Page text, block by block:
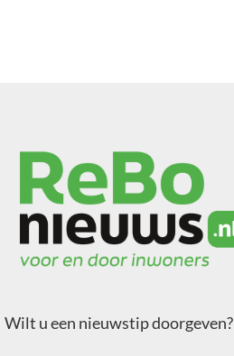
Wilt u een nieuwstip doorgeven?